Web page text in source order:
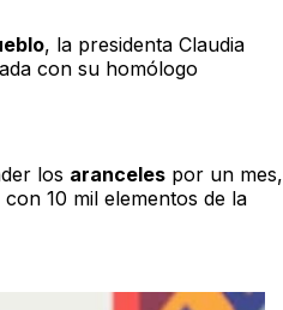
, la presidenta Claudia
con su homólogo
los arancelespor un mes,
10 mil elementos de la